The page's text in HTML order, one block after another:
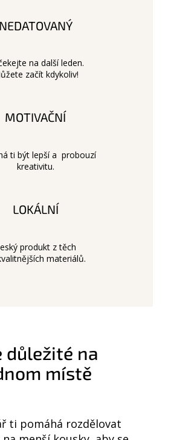
NEDATOVANÝ
na další leden.
začít kdykoliv!
MOTIVAČNÍ
ti být lepší a probouzí
kreativitu.
LOKÁLNÍ
produkt z těch
materiálů.
důležité na
místě
ti pomáhá rozdělovat